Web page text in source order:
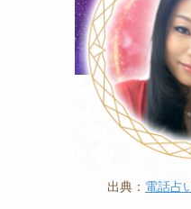
出典： 電話占